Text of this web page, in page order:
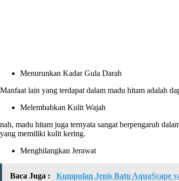
Menurunkan Kadar Gula Darah
Manfaat lain yang terdapat dalam madu hitam adalah
Melembabkan Kulit Wajah
nah, madu hitam juga ternyata sangat berpengaruh
yang memiliki kulit kering.
Menghilangkan Jerawat
Baca Juga : Kumpulan Jenis Batu AquaScape